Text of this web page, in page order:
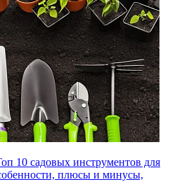
10 садовых инструментов для
плюсы и минусы,